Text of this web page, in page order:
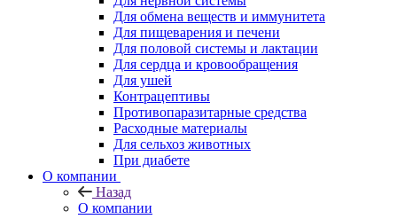
Для обмена веществ и иммунитета
Для пищеварения и печени
Для половой системы и лактации
Для сердца и кровообращения
Для ушей
Контрацептивы
Противопаразитарные средства
Расходные материалы
Для сельхоз животных
При диабете
О компании
Назад
О компании